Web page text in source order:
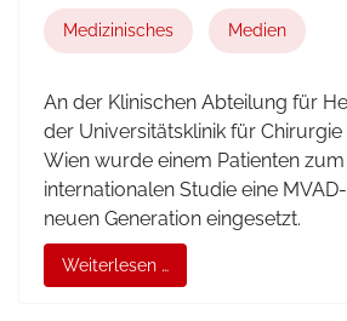
Medizinisches Medien
An der Klinischen Abteilung für
der Universitätsklinik für
Wien wurde einem Patienten
internationalen Studie eine
neuen Generation eingesetzt.
Weiterlesen …